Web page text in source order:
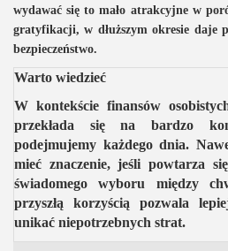
wydawać się to mało atrakcyjne w
gratyfikacji, w dłuższym okresie daje
bezpieczeństwo.
Warto wiedzieć
W kontekście finansów
przekłada się na bardzo
podejmujemy każdego dnia.
mieć znaczenie, jeśli powtarza
świadomego wyboru między
przyszłą korzyścią pozwala
unikać niepotrzebnych strat.